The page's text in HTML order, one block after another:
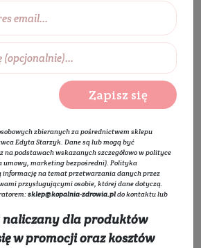
pomadka do ust
Zapisz się
zbieranych za pośrednictwem sklepu
Edyta Starzyk. Dane są lub mogą być
na podstawach wskazanych szczegółowo wpolityce
umowy, marketing bezpośredni). Polityka
informację na temat przetwarzania danych przez
przysługującymi osobie, której dane dotyczą.
sklep@kopalnia-zdrowia.pldo kontaktu lub
naliczany dla produktów
w promocji oraz kosztów